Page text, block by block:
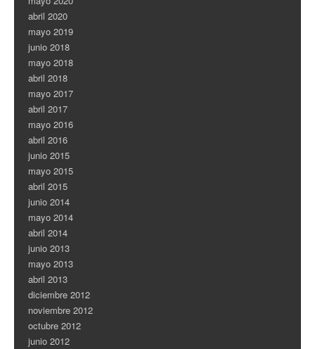
abril 2020
mayo 2019
junio 2018
mayo 2018
abril 2018
mayo 2017
abril 2017
mayo 2016
abril 2016
junio 2015
mayo 2015
abril 2015
junio 2014
mayo 2014
abril 2014
junio 2013
mayo 2013
abril 2013
diciembre 2012
noviembre 2012
octubre 2012
junio 2012